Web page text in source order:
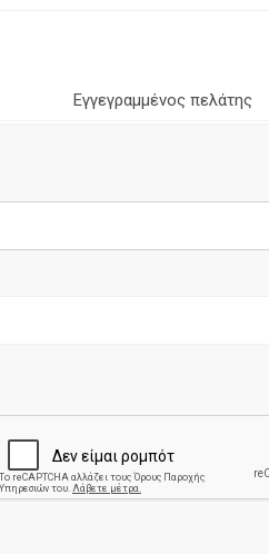
Εγγεγραμμένος πελάτης